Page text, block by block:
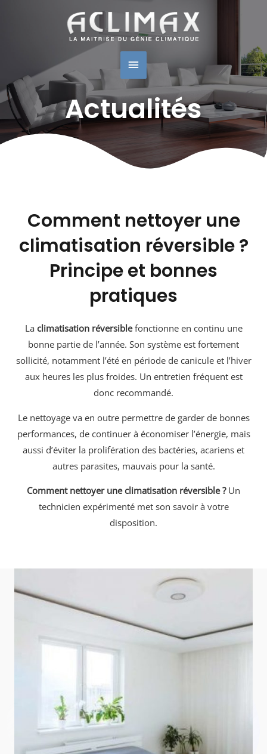
Menu
Principal
Actualités
Comment nettoyer une
climatisation réversible ?
Principe et bonnes
pratiques
La climatisation réversiblefonctionne en continu une
bonne partie de l’année. Son système est fortement
sollicité, notamment l’été en période de canicule et l’hiver
aux heures les plus froides. Un entretien fréquent est
donc recommandé.
Le nettoyage va en outre permettre de garder de bonnes
performances, de continuer à économiser l’énergie, mais
aussi d’éviter la prolifération des bactéries, acariens et
autres parasites, mauvais pour la santé.
Comment nettoyer une climatisation réversible ?Un
technicien expérimenté met son savoir à votre
disposition.